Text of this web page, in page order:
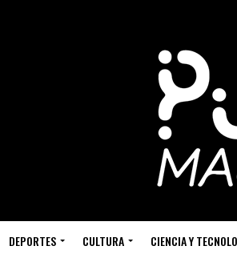
DEPORTES CULTURA CIENCIA Y